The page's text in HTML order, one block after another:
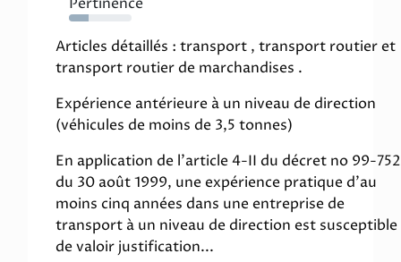
31%
Articles détaillés : transport , transport routier et
transport routier de marchandises .
Expérience antérieure à un niveau de direction
(véhicules de moins de 3,5 tonnes)
En application de l'article 4-II du décret no 99-752
du 30 août 1999, une expérience pratique d'au
moins cinq années dans une entreprise de
transport à un niveau de direction est susceptible
de valoir justification...